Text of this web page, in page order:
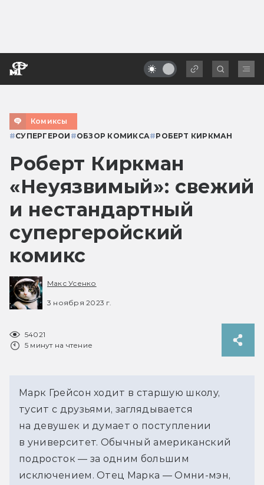
Комиксы
#СУПЕРГЕРОИ #ОБЗОР КОМИКСА#РОБЕРТ КИРКМАН
Роберт Киркман
«Неуязвимый»: свежий
и нестандартный
супергеройский
комикс
Макс Усенко
3 ноября 2023 г.
54021
5 минут на чтение
Марк Грейсон ходит в старшую школу,
тусит с друзьями, заглядывается
на девушек и думает о поступлении
в университет. Обычный американский
подросток — за одним большим
исключением. Отец Марка — Омни-мэн,